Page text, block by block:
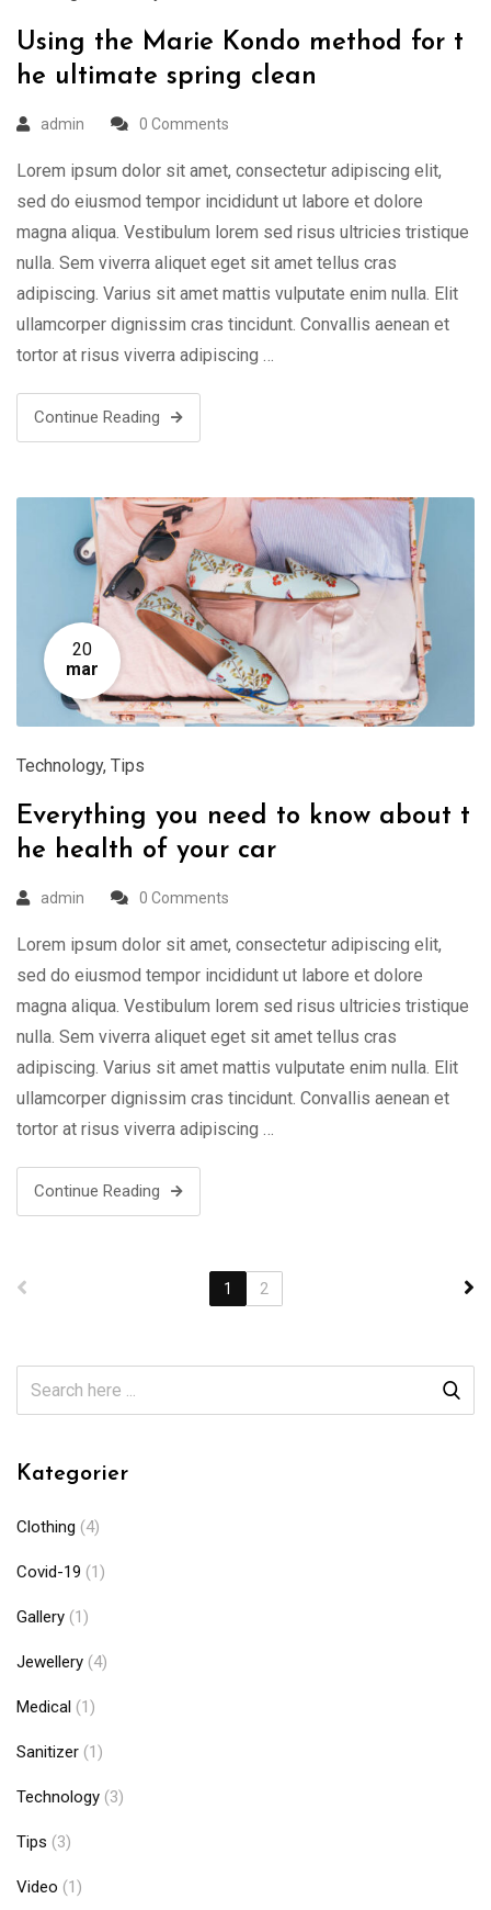
Using the Marie Kondo method for t
he ultimate spring clean
admin 0 Comments
Lorem ipsum dolor sit amet, consectetur adipiscing elit,
sed do eiusmod tempor incididunt ut labore et dolore
magna aliqua. Vestibulum lorem sed risus ultricies tristique
nulla. Sem viverra aliquet eget sit amet tellus cras
adipiscing. Varius sit amet mattis vulputate enim nulla. Elit
ullamcorper dignissim cras tincidunt. Convallis aenean et
tortor at risus viverra adipiscing …
Continue Reading
20
mar
Technology, Tips
Everything you need to know about t
he health of your car
admin 0 Comments
Lorem ipsum dolor sit amet, consectetur adipiscing elit,
sed do eiusmod tempor incididunt ut labore et dolore
magna aliqua. Vestibulum lorem sed risus ultricies tristique
nulla. Sem viverra aliquet eget sit amet tellus cras
adipiscing. Varius sit amet mattis vulputate enim nulla. Elit
ullamcorper dignissim cras tincidunt. Convallis aenean et
tortor at risus viverra adipiscing …
Continue Reading
1 2
Kategorier
Clothing (4)
Covid-19 (1)
Gallery (1)
Jewellery (4)
Medical (1)
Sanitizer (1)
Technology (3)
Tips (3)
Video (1)